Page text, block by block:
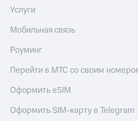
Услуги
Мобильная связь
Роуминг
Перейти в МТС со своим
Оформить eSIM
Оформить SIM-карту в Telegram